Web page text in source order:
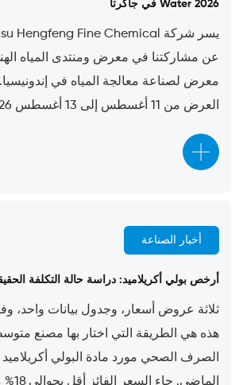
Water 2026 في جاكرتا
معرض لصناعة معالجة المياه في
العرض من 11 أغسطس إلى 13 أغسطس 2026 في مع...
أخبار الصناعة
أرخص بولي أكريلاميد: دراسة حالة التكلفة
ثلاثة عروض أسعار، وجدول بيانات واحد،
هذه هي الطريقة التي اختار بها مصنع
الصرف الصحي مورد مادة البولي أكريلاميد
الماضي.